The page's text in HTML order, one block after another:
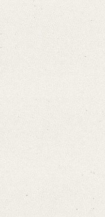
Bamberg, Claudia